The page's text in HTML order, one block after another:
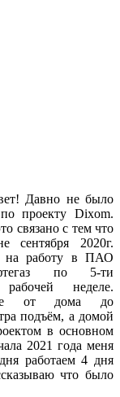
Давно не было
проекту Dixom.
связано с тем что
сентября 2020г.
на работу в ПАО
по 5-ти
неделе.
от дома до
подъём, а домой
в основном
2021 года меня
работаем 4 дня
что было